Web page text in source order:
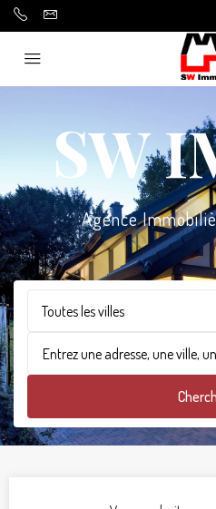
SW
Agence
Toutes les villes